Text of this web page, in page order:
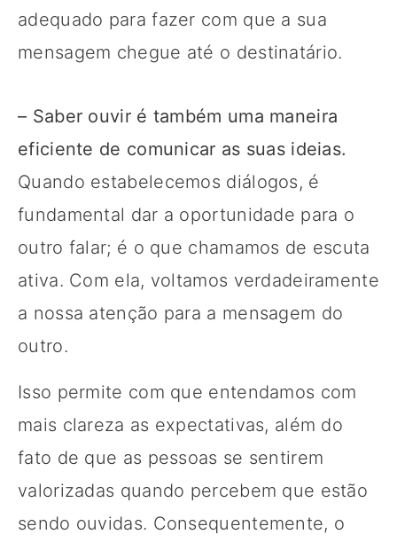
adequado para fazer com que a sua
mensagem chegue até o destinatário.
– Saber ouvir é também uma maneira
eficiente de comunicar as suas ideias.
Quando estabelecemos diálogos, é
fundamental dar a oportunidade para o
outro falar; é o que chamamos de escuta
ativa. Com ela, voltamos verdadeiramente
a nossa atenção para a mensagem do
outro.
Isso permite com que entendamos com
mais clareza as expectativas, além do
fato de que as pessoas se sentirem
valorizadas quando percebem que estão
sendo ouvidas. Consequentemente, o